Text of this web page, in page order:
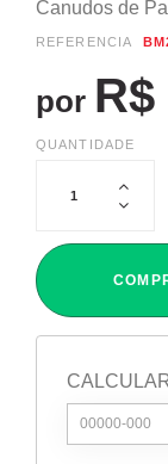
Canudos de
REFERÊNCIA
por R$
QUANTIDADE